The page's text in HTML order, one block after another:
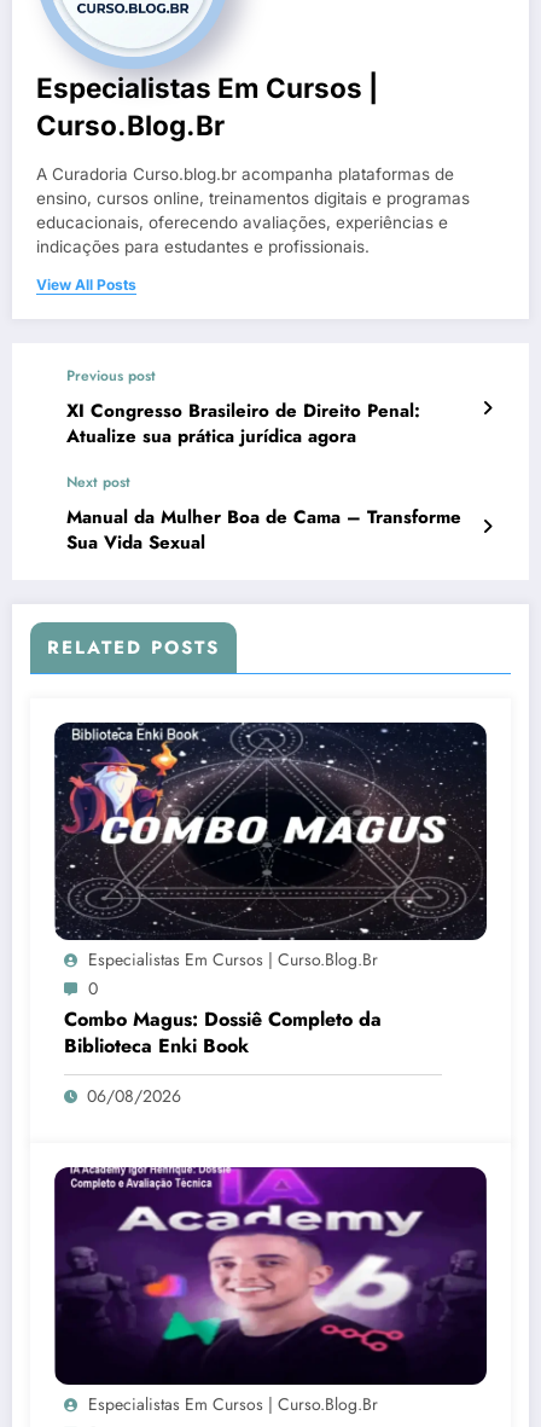
Especialistas Em Cursos |
Curso.blog.br
A Curadoria Curso.blog.br acompanha plataformas de
ensino, cursos online, treinamentos digitais e programas
educacionais, oferecendo avaliações, experiências e
indicações para estudantes e profissionais.
View All Posts
Previous post
XI Congresso Brasileiro de Direito Penal:
Atualize sua prática jurídica agora
Next post
Manual da Mulher Boa de Cama – Transforme
Sua Vida Sexual
RELATED POSTS
Especialistas Em Cursos | Curso.blog.br
0
Combo Magus: Dossiê Completo da
Biblioteca Enki Book
06/08/2026
Especialistas Em Cursos | Curso.blog.br